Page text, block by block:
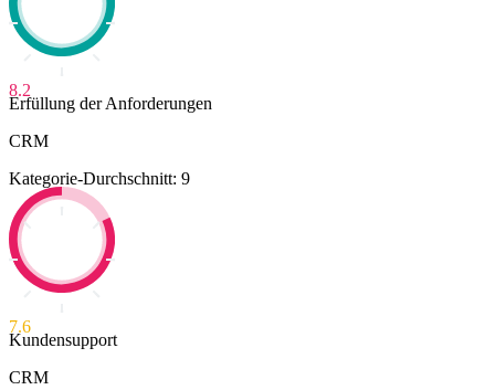
8.2
Erfüllung der Anforderungen
CRM
Kategorie-Durchschnitt: 9
7.6
Kundensupport
CRM